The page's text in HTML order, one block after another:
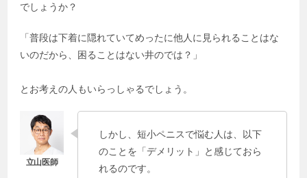
でしょうか？
「普段は下着に隠れていてめったに他人に見られることはな
いのだから、困ることはない井のでは？」
とお考えの人もいらっしゃるでしょう。
しかし、短小ペニスで悩む人は、以下
のことを「デメリット」と感じておら
れるのです。